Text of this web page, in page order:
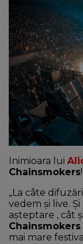
NEWS
CONTUL MEU
Inimioara lui
Chainsmokers!
„La câte
vedem și live.
așteptare , cât
Chainsmokers
mai mare